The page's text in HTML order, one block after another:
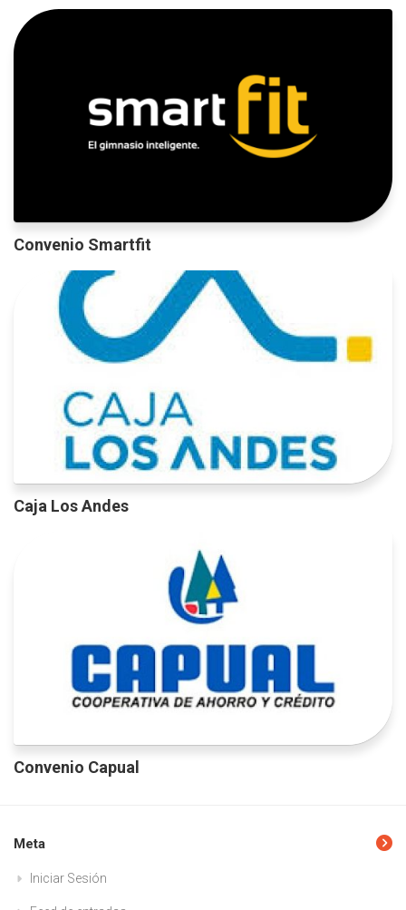
Convenio Smartfit
Caja Los Andes
Convenio Capual
Meta
Iniciar Sesión